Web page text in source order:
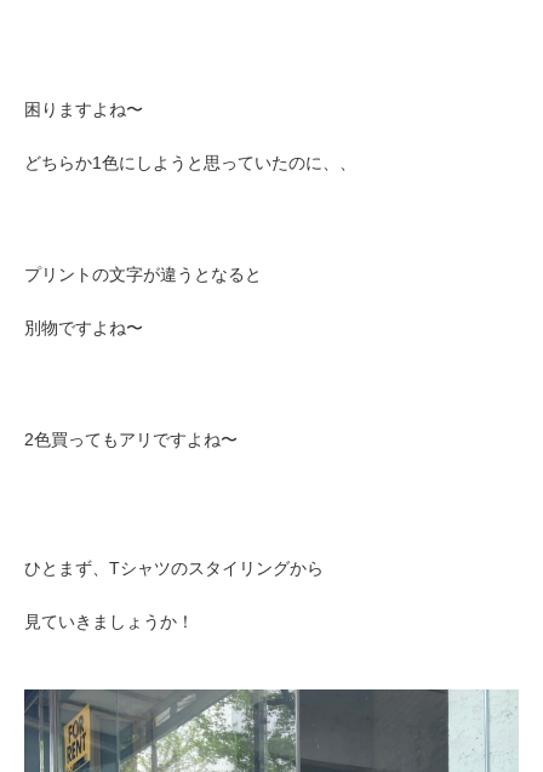
困りますよね〜
どちらか1色にしようと思っていたのに、、
プリントの文字が違うとなると
別物ですよね〜
2色買ってもアリですよね〜
ひとまず、Tシャツのスタイリングから
見ていきましょうか！